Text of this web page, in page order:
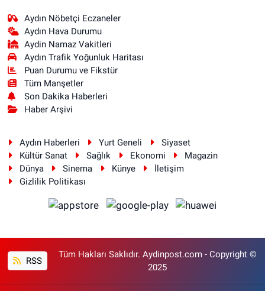
Aydın Nöbetçi Eczaneler
Aydın Hava Durumu
Aydin Namaz Vakitleri
Aydın Trafik Yoğunluk Haritası
Puan Durumu ve Fikstür
Tüm Manşetler
Son Dakika Haberleri
Haber Arşivi
Aydın Haberleri Yurt Geneli
Siyaset
Kültür Sanat
Sağlık Ekonomi
Magazin
Dünya
Sinema Künye
İletişim
Gizlilik Politikası
RSS
Tüm Hakları Saklıdır. Aydinpost.com - Copyright ©
2025